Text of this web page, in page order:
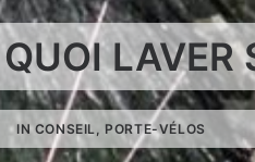
LAVER
INCONSEIL, PORTE-VÉLOS